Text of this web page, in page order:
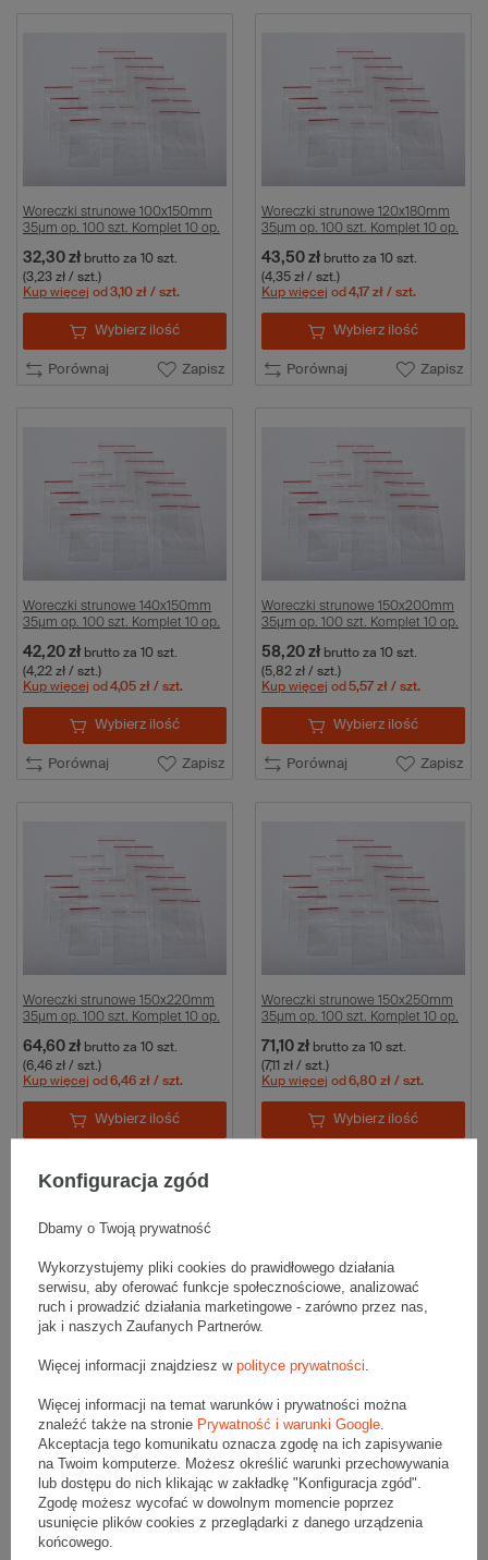
Woreczki strunowe 100x150mm
35µm op. 100 szt. Komplet 10 op.
32,30 zł brutto za 10 szt.
(3,23 zł / szt.)
Kup więcej od 3,10 zł / szt.
Porównaj Zapisz
Wybierz ilość
Woreczki strunowe 120x180mm
35µm op. 100 szt. Komplet 10 op.
43,50 zł brutto za 10 szt.
(4,35 zł / szt.)
Kup więcej od 4,17 zł / szt.
Porównaj Zapisz
Wybierz ilość
Woreczki strunowe 140x150mm
35µm op. 100 szt. Komplet 10 op.
42,20 zł brutto za 10 szt.
(4,22 zł / szt.)
Kup więcej od 4,05 zł / szt.
Porównaj Zapisz
Wybierz ilość
Woreczki strunowe 150x200mm
35µm op. 100 szt. Komplet 10 op.
58,20 zł brutto za 10 szt.
(5,82 zł / szt.)
Kup więcej od 5,57 zł / szt.
Porównaj Zapisz
Wybierz ilość
Woreczki strunowe 150x220mm
35µm op. 100 szt. Komplet 10 op.
64,60 zł brutto za 10 szt.
(6,46 zł / szt.)
Kup więcej od 6,46 zł / szt.
Wybierz ilość
Woreczki strunowe 150x250mm
35µm op. 100 szt. Komplet 10 op.
71,10 zł brutto za 10 szt.
(7,11 zł / szt.)
Kup więcej od 6,80 zł / szt.
Wybierz ilość
35µm op. 100 szt. Komplet 10 op.
68,80 złbruttoza 10 szt.
(6,88 zł / szt.)
Kup więcej
6,59 zł / szt.
Porównaj
Wybierz ilość
40µm op. 100 szt. Komplet 10 op.
102,70 zł brutto za 10 szt.
(10,27 zł / szt.)
Kup więcej
od 9,84 zł / szt.
Wybierz ilość
Konfiguracja zgód
Dbamy o Twoją prywatność
Wykorzystujemy pliki cookies do prawidłowego działania
serwisu, aby oferować funkcje społecznościowe, analizować
ruch i prowadzić działania marketingowe - zarówno przez nas,
jak i naszych Zaufanych Partnerów.
Więcej informacji znajdziesz w polityce prywatności
Więcej informacji na temat warunków i prywatności można
znaleźć także na stronie Prywatność i warunki Google
Akceptacja tego komunikatu oznacza zgodę na ich zapisywanie
na Twoim komputerze. Możesz określić warunki przechowywania
lub dostępu do nich klikając w zakładkę "Konfiguracja zgód".
Zgodę możesz wycofać w dowolnym momencie poprzez
usunięcie plików cookies z przeglądarki z danego urządzenia
końcowego.